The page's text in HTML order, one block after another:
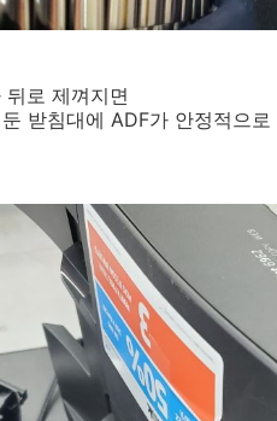
뒤로 제껴지면
받침대에 ADF가 안정적으